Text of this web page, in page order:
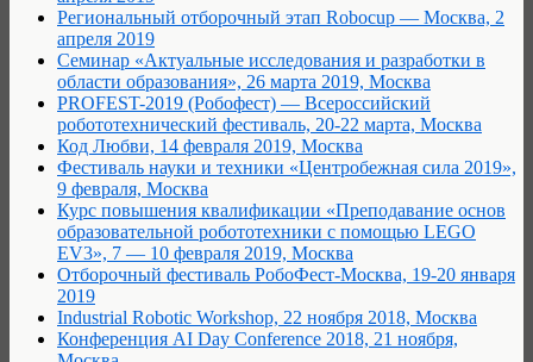
Региональный отборочный этап Robocup — Москва, 2
апреля 2019
Семинар «Актуальные исследования и разработки в
области образования», 26 марта 2019, Москва
PROFEST-2019 (Робофест) — Всероссийский
робототехнический фестиваль, 20-22 марта, Москва
Код Любви, 14 февраля 2019, Москва
Фестиваль науки и техники «Центробежная сила 2019»,
9 февраля, Москва
Курс повышения квалификации «Преподавание основ
образовательной робототехники с помощью LEGO
EV3», 7 — 10 февраля 2019, Москва
Отборочный фестиваль РобоФест-Москва, 19-20 января
2019
Industrial Robotic Workshop, 22 ноября 2018, Москва
Конференция AI Day Conference 2018, 21 ноября,